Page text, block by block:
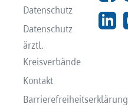
Datenschutz
Datenschutz
ärztl.
Kreisverbände
Kontakt
Barrierefreiheitserklärung